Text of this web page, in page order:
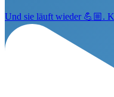
Und sie läuft wieder 💪🏼.